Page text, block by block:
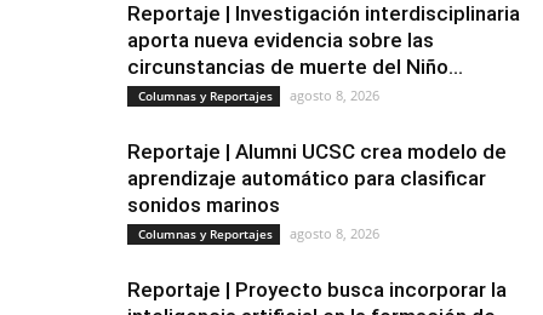
Reportaje | Investigación interdisciplinaria
aporta nueva evidencia sobre las
circunstancias de muerte del Niño...
Columnas y Reportajes agosto 8, 2026
Reportaje | Alumni UCSC crea modelo de
aprendizaje automático para clasificar
sonidos marinos
Columnas y Reportajes agosto 8, 2026
Reportaje | Proyecto busca incorporar la